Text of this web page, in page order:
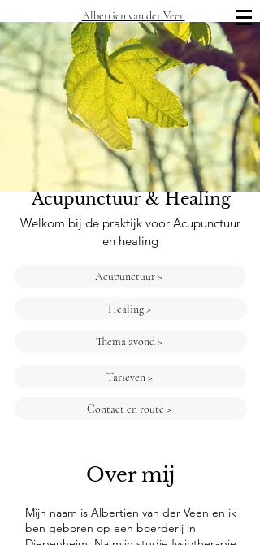
Albertien van der Veen
Welkom bij de praktijk voor Acupunctuur
en healing
Acupunctuur & Healing
Acupunctuur >
Healing >
Thema avond >
Tarieven >
Contact en route >
Over mij
Mijn naam is Albertien van der Veen en ik
ben geboren op een boerderij in